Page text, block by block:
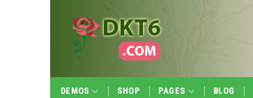
content
DEMOS SHOP PAGES BLOG